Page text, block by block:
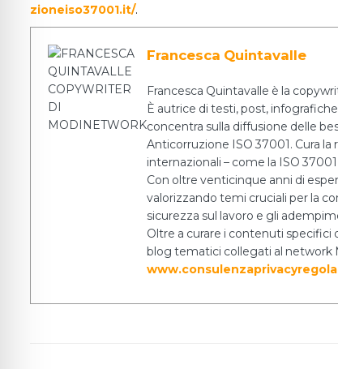
zioneiso37001.it/.
Francesca Quintavalle
Francesca Quintavalle è la
È autrice di testi, post,
concentra sulla diffusione delle
Anticorruzione ISO 37001. Cura
internazionali – come la ISO
Con oltre venticinque anni di
valorizzando temi cruciali per la
sicurezza sul lavoro e gli
Oltre a curare i contenuti
blog tematici collegati al network